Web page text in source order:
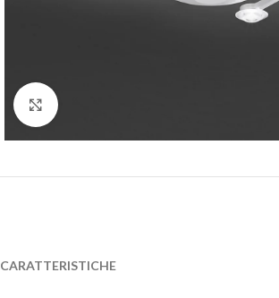
CARATTERISTICHE